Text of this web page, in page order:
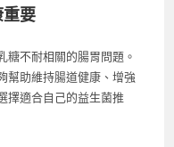
要
糖不耐相關的腸胃問題。
幫助維持腸道健康、增強
擇適合自己的益生菌推